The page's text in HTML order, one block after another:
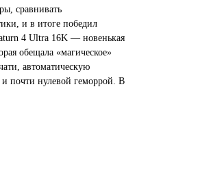
сравнивать
и в итоге победил
4 Ultra 16K — новенькая
обещала «магическое»
автоматическую
и почти нулевой геморрой. В